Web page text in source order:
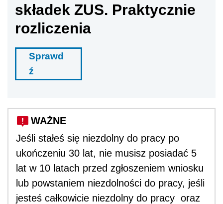
składek ZUS. Praktycznie
rozliczenia
Sprawd
ź
WAŻNE
Jeśli stałeś się niezdolny do pracy po
ukończeniu 30 lat, nie musisz posiadać 5
lat w 10 latach przed zgłoszeniem wniosku
lub powstaniem niezdolności do pracy, jeśli
jesteś całkowicie niezdolny do pracy oraz